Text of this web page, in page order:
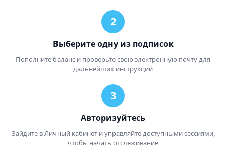
Выберите одну из подписок
Пополните баланс и проверьте свою электронную почту для
дальнейших инструкций
Авторизуйтесь
Зайдите в Личный кабинет и управляйте доступными сессиями,
чтобы начать отслеживание